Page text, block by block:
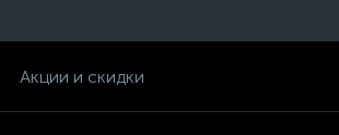
Акции и скидки